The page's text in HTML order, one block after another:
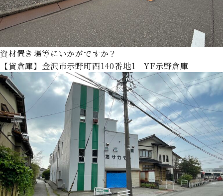
資材置き場等にいかがですか？
【貸倉庫】金沢市示野町西140番地1 YF示野倉庫